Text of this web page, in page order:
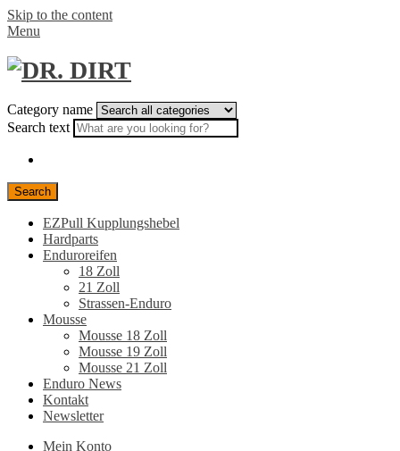
Skip to the content
Menu
Category name
Search text
Search
EZPull Kupplungshebel
Hardparts
Enduroreifen
18 Zoll
21 Zoll
Strassen-Enduro
Mousse
Mousse 18 Zoll
Mousse 19 Zoll
Mousse 21 Zoll
Enduro News
Kontakt
Newsletter
Mein Konto